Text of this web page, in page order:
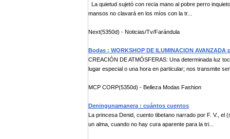
La quietud sujetó con recia mano al pobre perro
mansos no clavará en los míos con la tr...
Next(5350d) - Noticias/Tv/Farándula
Bodas : WORKSHOP DE ILUMINACION AVANZADA
CREACIÓN DE ATMÓSFERAS: Una determinada luz
lugar especial o una hora en particular; nos transmite
MCP CORP(5350d) - Belleza Modas Fashion
Deningunamanera : cuántos cuentos
La princesa Denid, cuento tibetano narrado por F. V., el
un alma, cuando no hay cura aparente para la tri...